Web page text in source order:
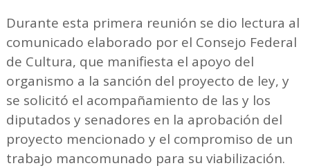
Durante esta primera reunión se dio lectura al
comunicado elaborado por el Consejo Federal
de Cultura, que manifiesta el apoyo del
organismo a la sanción del proyecto de ley, y
se solicitó el acompañamiento de las y los
diputados y senadores en la aprobación del
proyecto mencionado y el compromiso de un
trabajo mancomunado para su viabilización.